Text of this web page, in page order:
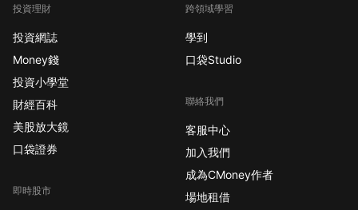
投資理財
投資網誌
Money錢
投資小學堂
財經百科
美股放大鏡
口袋證券
即時股市
跨領域學習
學到
口袋Studio
聯絡我們
客服中心
加入我們
成為CMoney作者
場地租借